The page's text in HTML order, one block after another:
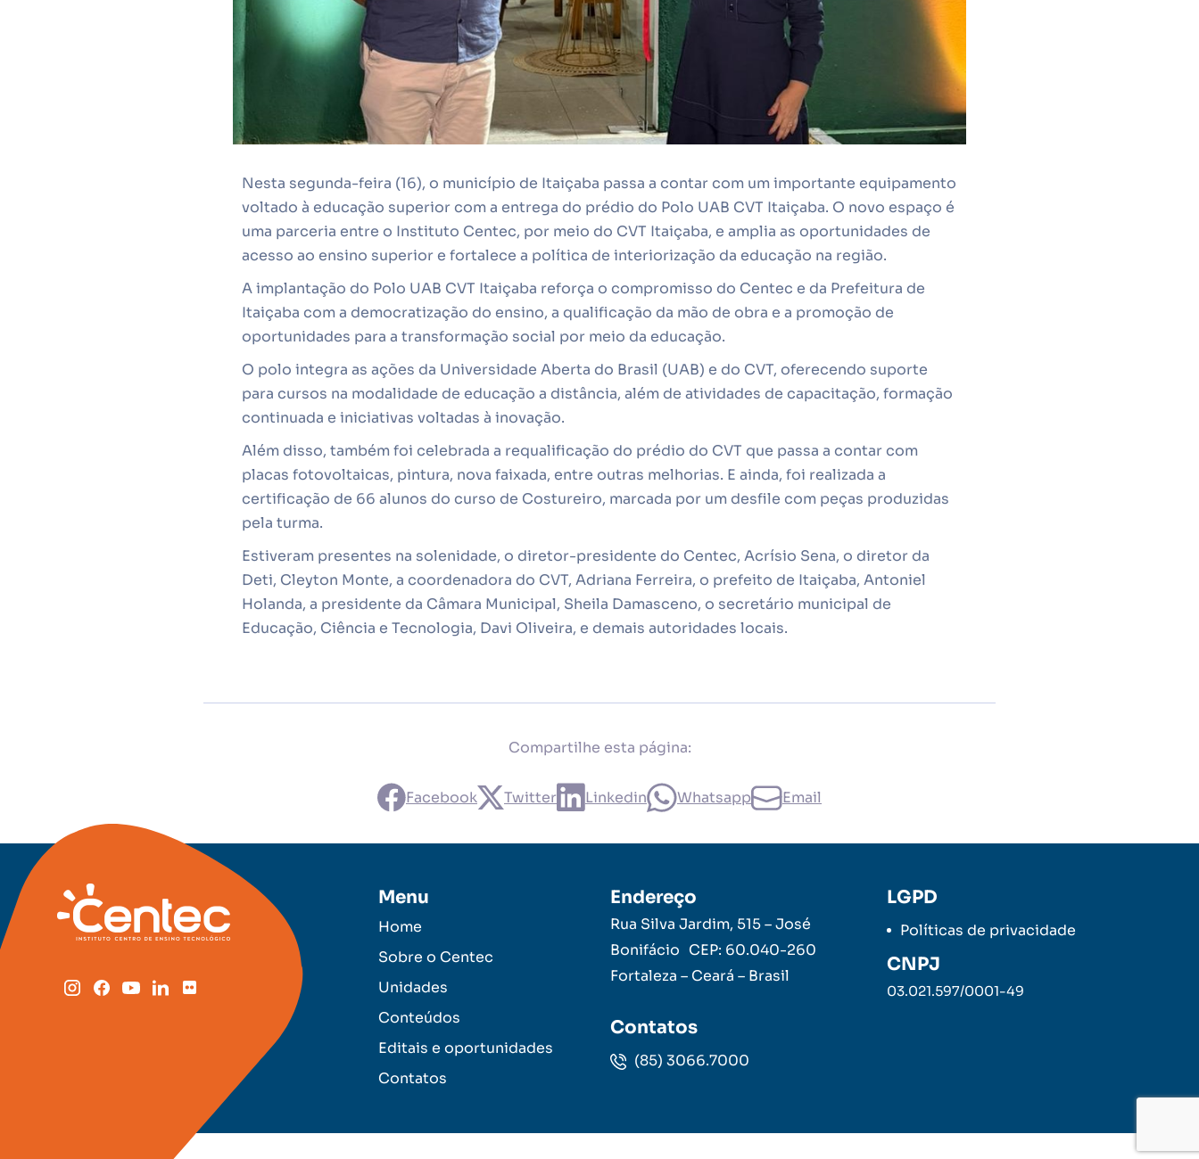
Nesta segunda-feira (16), o município de Itaiçaba passa a contar com um importante equipamento
voltado à educação superior com a entrega do prédio do Polo UAB CVT Itaiçaba. O novo espaço é
uma parceria entre o Instituto Centec, por meio do CVT Itaiçaba, e amplia as oportunidades de
acesso ao ensino superior e fortalece a política de interiorização da educação na região.
A implantação do Polo UAB CVT Itaiçaba reforça o compromisso do Centec e da Prefeitura de
Itaiçaba com a democratização do ensino, a qualificação da mão de obra e a promoção de
oportunidades para a transformação social por meio da educação.
O polo integra as ações da Universidade Aberta do Brasil (UAB) e do CVT, oferecendo suporte
para cursos na modalidade de educação a distância, além de atividades de capacitação, formação
continuada e iniciativas voltadas à inovação.
Além disso, também foi celebrada a requalificação do prédio do CVT que passa a contar com
placas fotovoltaicas, pintura, nova faixada, entre outras melhorias. E ainda, foi realizada a
certificação de 66 alunos do curso de Costureiro, marcada por um desfile com peças produzidas
pela turma.
Estiveram presentes na solenidade, o diretor-presidente do Centec, Acrísio Sena, o diretor da
Deti, Cleyton Monte, a coordenadora do CVT, Adriana Ferreira, o prefeito de Itaiçaba, Antoniel
Holanda, a presidente da Câmara Municipal, Sheila Damasceno, o secretário municipal de
Educação, Ciência e Tecnologia, Davi Oliveira, e demais autoridades locais.
Compartilhe esta página:
Facebook Twitter Linkedin Whatsapp Email
Menu
Home
Sobre o Centec
Unidades
Conteúdos
Editais e oportunidades
Contatos
Endereço
Rua Silva Jardim, 515 – José
Bonifácio CEP: 60.040-260
Fortaleza – Ceará – Brasil
Contatos
(85) 3066.7000
LGPD
Políticas de privacidade
CNPJ
03.021.597/0001-49